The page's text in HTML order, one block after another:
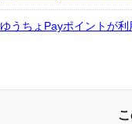
ゆうちょPayポイントが利